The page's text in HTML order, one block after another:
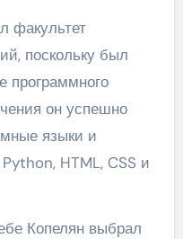
факультет
поскольку был
программного
он успешно
языки и
Python, HTML, CSS и
Копелян выбрал